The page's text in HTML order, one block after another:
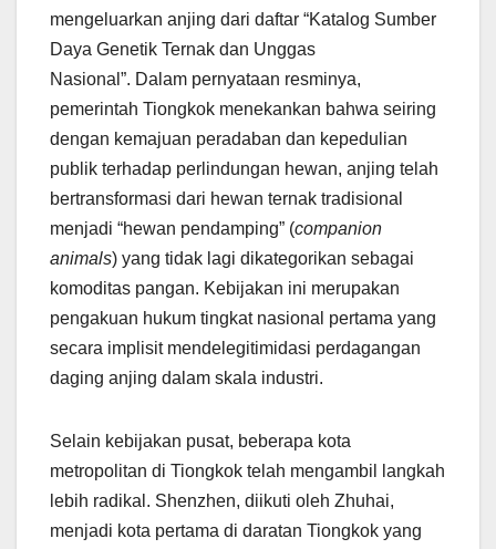
mengeluarkan anjing dari daftar “Katalog Sumber
Daya Genetik Ternak dan Unggas
Nasional”. Dalam pernyataan resminya,
pemerintah Tiongkok menekankan bahwa seiring
dengan kemajuan peradaban dan kepedulian
publik terhadap perlindungan hewan, anjing telah
bertransformasi dari hewan ternak tradisional
menjadi “hewan pendamping” (companion
animals) yang tidak lagi dikategorikan sebagai
komoditas pangan. Kebijakan ini merupakan
pengakuan hukum tingkat nasional pertama yang
secara implisit mendelegitimidasi perdagangan
daging anjing dalam skala industri.
Selain kebijakan pusat, beberapa kota
metropolitan di Tiongkok telah mengambil langkah
lebih radikal. Shenzhen, diikuti oleh Zhuhai,
menjadi kota pertama di daratan Tiongkok yang